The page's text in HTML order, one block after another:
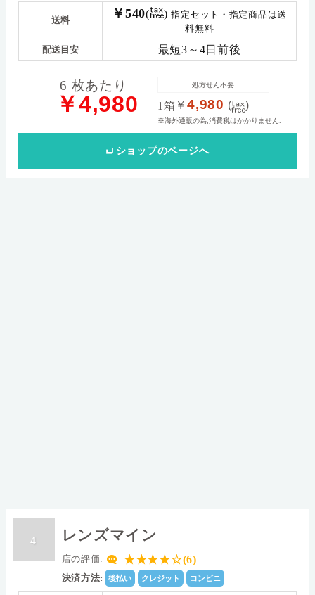
送料 ￥540( )指定セット・指定商品は送
料無料
配送目安 最短3～4日前後
6 枚あたり
￥4,980 1箱 ￥4,980 ( )
※海外通販の為,消費税はかかりません.
処方せん不要
ショップのページへ
4 レンズマイン
店の評価: ★★★★☆(6)
決済方法: 後払い クレジット コンビニ